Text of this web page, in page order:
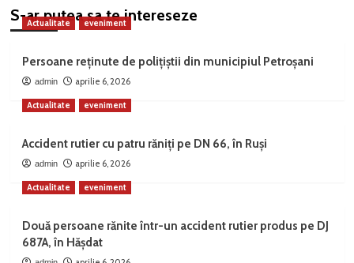
S-ar putea sa te intereseze
Actualitate eveniment
Persoane reținute de polițiștii din municipiul Petroșani
admin aprilie 6, 2026
Actualitate eveniment
Accident rutier cu patru răniți pe DN 66, în Ruși
admin aprilie 6, 2026
Actualitate eveniment
Două persoane rănite într-un accident rutier produs pe DJ
687A, în Hășdat